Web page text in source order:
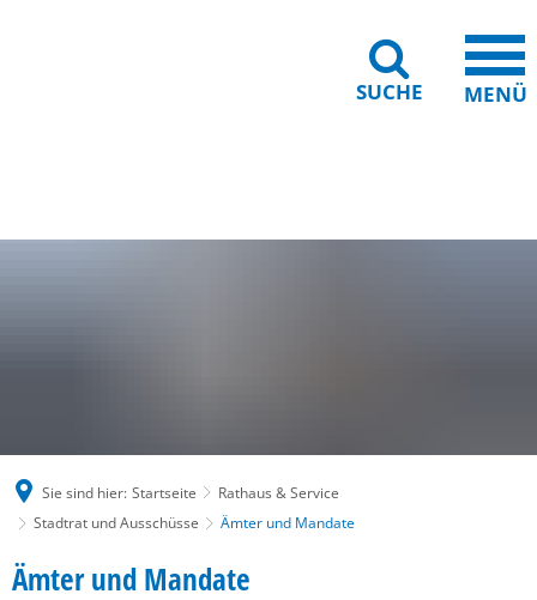
SUCHE MENÜ
Sie sind hier: Startseite
Rathaus & Service
Stadtrat und Ausschüsse
Ämter und Mandate
Ämter
Ämter und Mandate